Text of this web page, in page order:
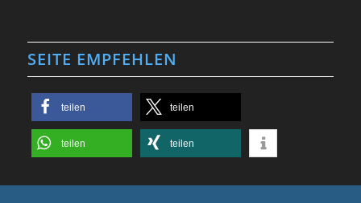
SEITE EMPFEHLEN
teilen teilen
teilen teilen